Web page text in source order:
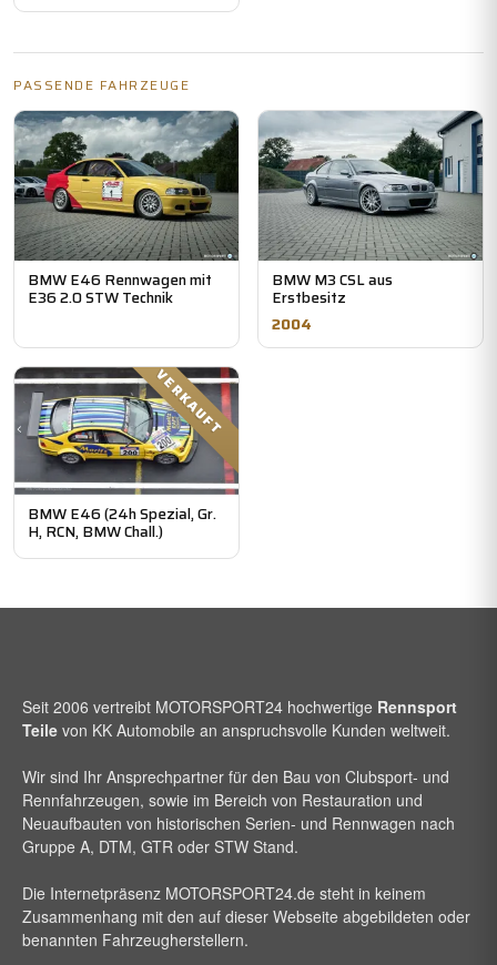
PASSENDE FAHRZEUGE
BMW E46 Rennwagen mit
E36 2.0 STW Technik
BMW M3 CSL aus
Erstbesitz
2004
VERKAUFT
BMW E46 (24h Spezial, Gr.
H, RCN, BMW Chall.)
Seit 2006 vertreibt MOTORSPORT24 hochwertige Rennsport
Teile von KK Automobile an anspruchsvolle Kunden weltweit.
Wir sind Ihr Ansprechpartner für den Bau von Clubsport- und
Rennfahrzeugen, sowie im Bereich von Restauration und
Neuaufbauten von historischen Serien- und Rennwagen nach
Gruppe A, DTM, GTR oder STW Stand.
Die Internetpräsenz MOTORSPORT24.de steht in keinem
Zusammenhang mit den auf dieser Webseite abgebildeten oder
benannten Fahrzeugherstellern.